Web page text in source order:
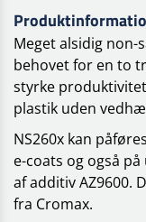
Meget alsidig
behovet for en to
styrke
plastik uden
NS260x kan
e-coats og også
af additiv AZ9600.
fra Cromax.